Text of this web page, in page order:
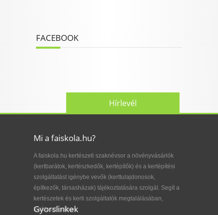
FACEBOOK
Hírlevél
Mi a faiskola.hu?
A faiskola.hu kertészeti szaknévsor a növényvásárlók
(kertbarátok, kertészkedők, kertépítők) és a kertépítési
szolgáltatást igénybe vevők (kerttulajdonosok,
építkezők, társasházak) tájékoztatására szolgál. Segít a
kertészetek és kerti szolgáltatók megtalálásában,
kiválasztásában.
Gyorslinkek